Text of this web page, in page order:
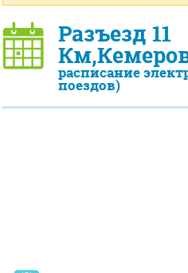
Разъезд 11
расписание
поездов)